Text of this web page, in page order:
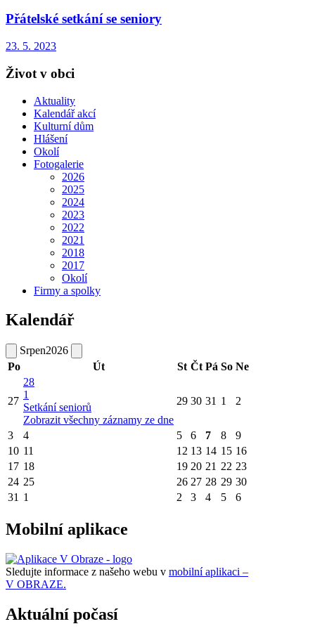
Přátelské setkání se seniory
23. 5. 2023
Život v obci
Aktuality
Kalendář akcí
Kulturní dům
Hlášení
Okolí
Fotogalerie
2026
2025
2024
2023
2022
2021
2018
2017
Okolí
Firmy a spolky
Kalendář
Srpen2026
Po
Út St Čt Pá So Ne
27
28
1
Setkání seniorů
Zobrazit všechny záznamy ze dne
29 30 31 1 2
3 4 5 6 7 8
9
10 11 12 13 14 15 16
17 18 19 20 21 22 23
24 25 26 27 28 29 30
31 1 2 3 4 5 6
Mobilní aplikace
Sledujte informace z našeho webu v mobilní aplikaci –
V OBRAZE.
Aktuální počasí